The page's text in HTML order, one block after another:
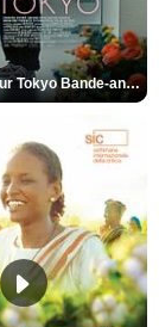
Des Fleurs pour Tokyo Bande-annonce VO STFR